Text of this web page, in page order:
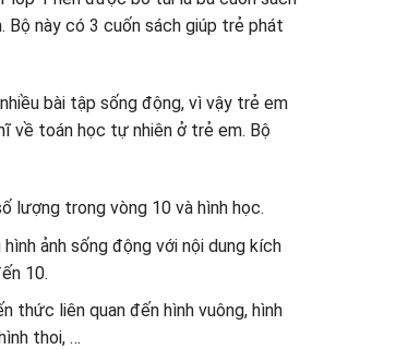
Bộ này có 3 cuốn sách giúp trẻ phát
bài tập sống động, vì vậy trẻ em
về toán học tự nhiên ở trẻ em. Bộ
lượng trong vòng 10 và hình học.
ảnh sống động với nội dung kích
10.
​​thức liên quan đến hình vuông, hình
thoi, …